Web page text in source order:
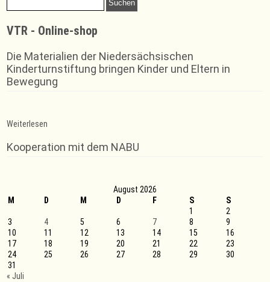
nach:
VTR - Online-shop
Die Materialien der Niedersächsischen
Kinderturnstiftung bringen Kinder und Eltern in
Bewegung
Weiterlesen
Treppchenplätze
für
Kooperation mit dem NABU
August 2026
M
D M D F S
S
1
2
3
4 5 6 7 8
9
10
11 12 13 14 15
16
17
18 19 20 21 22
23
24
25 26 27 28 29
30
31
« Juli